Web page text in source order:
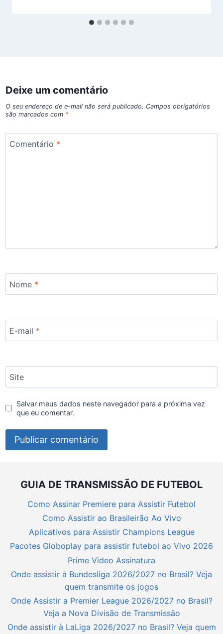
Deixe um comentário
O seu endereço de e-mail não será publicado. Campos obrigatórios
são marcados com *
Comentário *
Nome *
E-mail *
Site
Salvar meus dados neste navegador para a próxima vez
que eu comentar.
GUIA DE TRANSMISSÃO DE FUTEBOL
Como Assinar Premiere para Assistir Futebol
Como Assistir ao Brasileirão Ao Vivo
Aplicativos para Assistir Champions League
Pacotes Globoplay para assistir futebol ao Vivo 2026
Prime Video Assinatura
Onde assistir à Bundesliga 2026/2027 no Brasil? Veja
quem transmite os jogos
Onde Assistir a Premier League 2026/2027 no Brasil?
Veja a Nova Divisão de Transmissão
Onde assistir à LaLiga 2026/2027 no Brasil? Veja quem